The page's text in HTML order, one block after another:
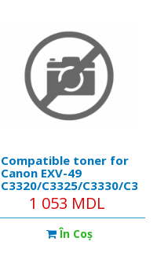
Compatible toner for
Canon EXV-49
C3320/C3325/C3330/
Black 36K
1 053 MDL
În Coş